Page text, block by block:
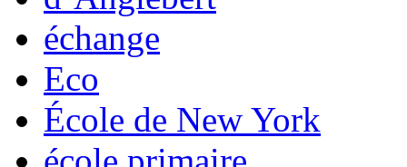
échange
Eco
École de New York